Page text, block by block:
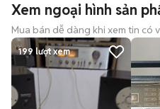
Xem ngoại hình sản
Mua bán dễ dàng khi xem tin có
199 lượt xem